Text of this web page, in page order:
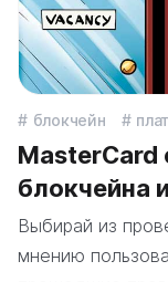
блокчейн
MasterCard
блокчейна
Выбирай из
мнению